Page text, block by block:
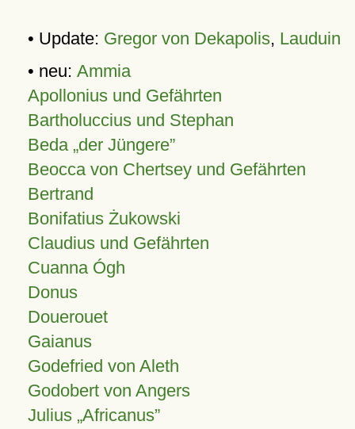
• Update: Gregor von Dekapolis, Lauduin
• neu: Ammia
Apollonius und Gefährten
Bartholuccius und Stephan
Beda „der Jüngere”
Beocca von Chertsey und Gefährten
Bertrand
Bonifatius Żukowski
Claudius und Gefährten
Cuanna Ógh
Donus
Douerouet
Gaianus
Godefried von Aleth
Godobert von Angers
Julius Africanus